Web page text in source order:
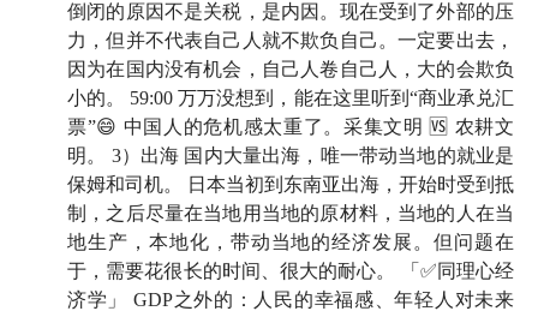
们都很喜欢这期节目，希望你能从中收获一些新的理解
和视角。
🍻 本期嘉宾
肖小跑：开泰银行中国首席经济师、研究中心主任，上
海交大高金智库研究员，播客：文理两开花、发现叙
、墙裂坛 ；公众号： 肖小跑。
倒闭的原因不是关税，是内因。现在受到了外部的压
力，但并不代表自己人就不欺负自己。一定要出去，
因为在国内没有机会，自己人卷自己人，大的会欺负
小的。 59:00 万万没想到，能在这里听到“商业承兑汇
票”😄 中国人的危机感太重了。采集文明 🆚 农耕文
明。 3）出海 国内大量出海，唯一带动当地的就业是
保姆和司机。 日本当初到东南亚出海，开始时受到抵
制，之后尽量在当地用当地的原材料，当地的人在当
地生产，本地化，带动当地的经济发展。但问题在
于，需要花很长的时间、很大的耐心。 「✅同理心经
济学」 GDP之外的：人民的幸福感、年轻人对未来